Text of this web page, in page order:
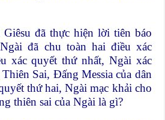
đã thực hiện lời tiên báo
đã chu toàn hai điều xác
xác quyết thứ nhất, Ngài xác
Sai, Đấng Messia của dân
thứ hai, Ngài mạc khải cho
thiên sai của Ngài là gì?